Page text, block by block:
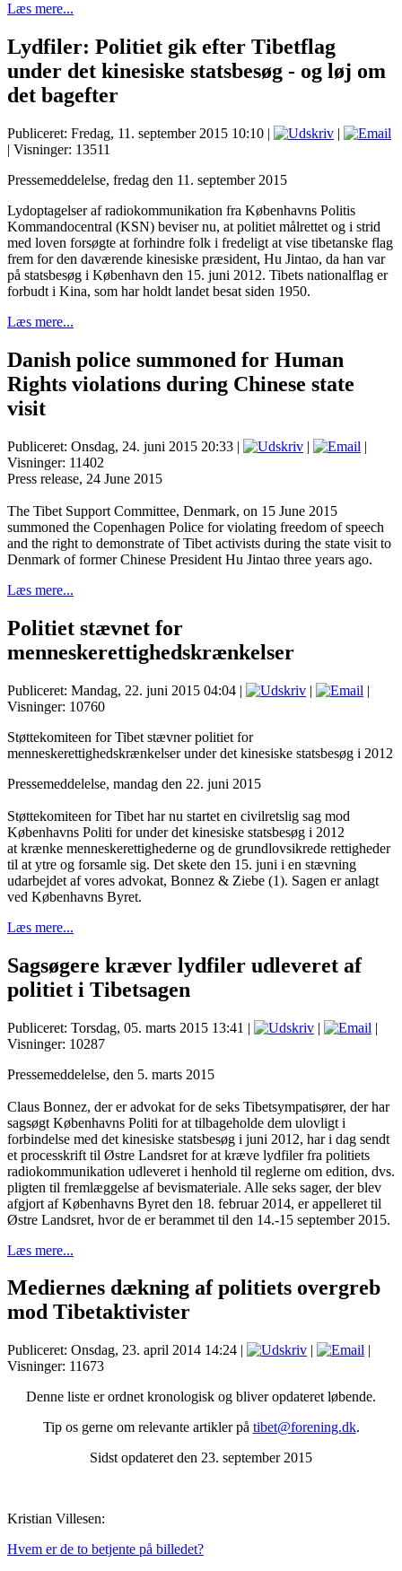
Læs mere...
Lydfiler: Politiet gik efter Tibetflag
under det kinesiske statsbesøg - og løj om
det bagefter
Publiceret: Fredag, 11. september 2015 10:10 |
|
| Visninger: 13511
Pressemeddelelse, fredag den 11. september 2015
Lydoptagelser af radiokommunikation fra Københavns Politis
Kommandocentral (KSN) beviser nu, at politiet målrettet og i strid
med loven forsøgte at forhindre folk i fredeligt at vise tibetanske flag
frem for den daværende kinesiske præsident, Hu Jintao, da han var
på statsbesøg i København den 15. juni 2012. Tibets nationalflag er
forbudt i Kina, som har holdt landet besat siden 1950.
Læs mere...
Danish police summoned for Human
Rights violations during Chinese state
visit
Publiceret: Onsdag, 24. juni 2015 20:33 | |
|
Visninger: 11402
Press release, 24 June 2015
The Tibet Support Committee, Denmark, on 15 June 2015
summoned the Copenhagen Police for violating freedom of speech
and the right to demonstrate of Tibet activists during the state visit to
Denmark of former Chinese President Hu Jintao three years ago.
Læs mere...
Politiet stævnet for
menneskerettighedskrænkelser
Publiceret: Mandag, 22. juni 2015 04:04 | |
|
Visninger: 10760
Støttekomiteen for Tibet stævner politiet for
menneskerettighedskrænkelser under det kinesiske statsbesøg i 2012
Pressemeddelelse, mandag den 22. juni 2015
Støttekomiteen for Tibet har nu startet en civilretslig sag mod
Københavns Politi for under det kinesiske statsbesøg i 2012
at krænke menneskerettighederne og de grundlovsikrede rettigheder
til at ytre og forsamle sig. Det skete den 15. juni i en stævning
udarbejdet af vores advokat, Bonnez & Ziebe (1). Sagen er anlagt
ved Københavns Byret.
Læs mere...
Sagsøgere kræver lydfiler udleveret af
politiet i Tibetsagen
Publiceret: Torsdag, 05. marts 2015 13:41 | |
|
Visninger: 10287
Pressemeddelelse, den 5. marts 2015
Claus Bonnez, der er advokat for de seks Tibetsympatisører, der har
sagsøgt Københavns Politi for at tilbageholde dem ulovligt i
forbindelse med det kinesiske statsbesøg i juni 2012, har i dag sendt
et processkrift til Østre Landsret for at kræve lydfiler fra politiets
radiokommunikation udleveret i henhold til reglerne om edition, dvs.
pligten til fremlæggelse af bevismateriale. Alle seks sager, der blev
afgjort af Københavns Byret den 18. februar 2014, er appelleret til
Østre Landsret, hvor de er berammet til den 14.-15 september 2015.
Læs mere...
Mediernes dækning af politiets overgreb
mod Tibetaktivister
Publiceret: Onsdag, 23. april 2014 14:24 | |
|
Visninger: 11673
Denne liste er ordnet kronologisk og bliver opdateret løbende.
Tip os gerne om relevante artikler på tibet@forening.dk.
Sidst opdateret den 23. september 2015
Kristian Villesen:
Hvem er de to betjente på billedet?